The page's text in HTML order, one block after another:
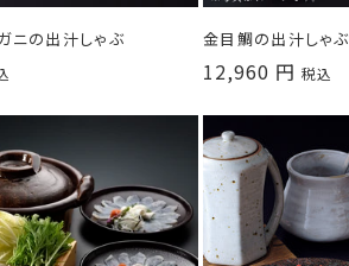
ニの出汁しゃぶ 金目鯛の出汁しゃぶ
通
価
格
12,960 円 税込